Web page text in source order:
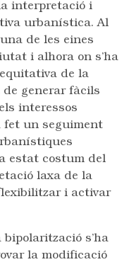
interpretació i
urbanística. Al
de les eines
i alhora on s’ha
de la
generar fàcils
interessos
fet un seguiment
estat costum del
laxa de la
i activar
s’ha
la modificació